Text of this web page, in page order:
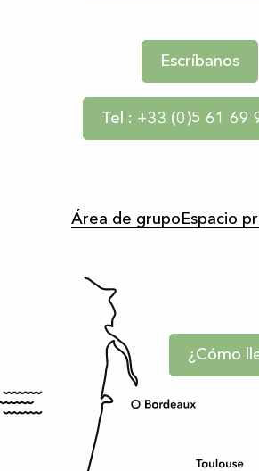
Escríbanos
Tel : +33 (0)5 61 69
Área de grupo Espacio
¿Cómo